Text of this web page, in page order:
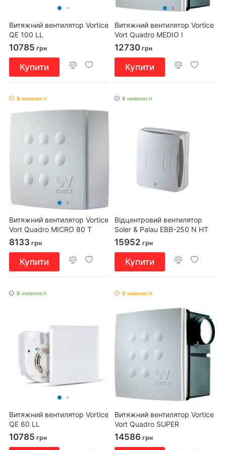
Витяжний вентилятор Vortice
QE 100 LL
10785 грн
Купити
Витяжний вентилятор Vortice
Vort Quadro MEDIO I
12730 грн
Купити
В наявності
Витяжний вентилятор Vortice
Vort Quadro MICRO 80 T
8133 грн
Купити
В наявності
Відцентровий вентилятор
Soler & Palau EBB-250 N HT
15952 грн
Купити
В наявності
Витяжний вентилятор Vortice
QE 60 LL
10785 грн
В наявності
Витяжний вентилятор Vortice
Vort Quadro SUPER
14586 грн